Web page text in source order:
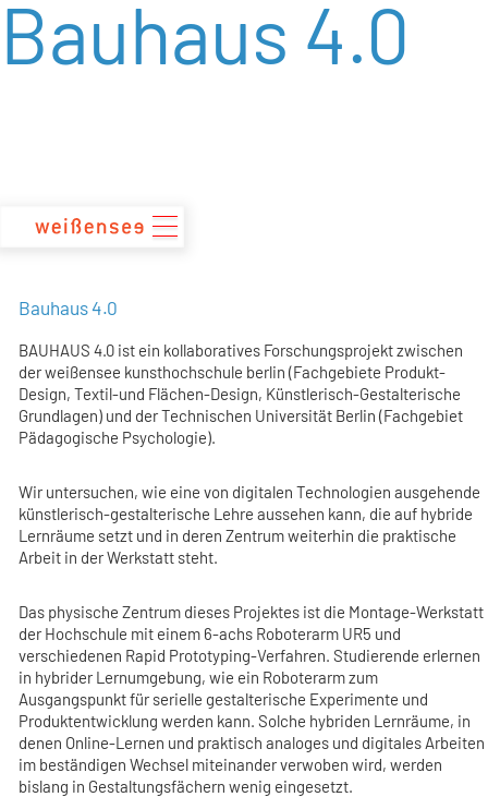
zum
Inhalt
Bauhaus 4.0
Bauhaus 4.0
BAUHAUS 4.0 ist ein kollaboratives Forschungsprojekt zwischen
der weißensee kunsthochschule berlin (Fachgebiete Produkt-
Design, Textil-und Flächen-Design, Künstlerisch-Gestalterische
Grundlagen) und der Technischen Universität Berlin (Fachgebiet
Pädagogische Psychologie).
Wir untersuchen, wie eine von digitalen Technologien ausgehende
künstlerisch-gestalterische Lehre aussehen kann, die auf hybride
Lernräume setzt und in deren Zentrum weiterhin die praktische
Arbeit in der Werkstatt steht.
Das physische Zentrum dieses Projektes ist die Montage-Werkstatt
der Hochschule mit einem 6-achs Roboterarm UR5 und
verschiedenen Rapid Prototyping-Verfahren. Studierende erlernen
in hybrider Lernumgebung, wie ein Roboterarm zum
Ausgangspunkt für serielle gestalterische Experimente und
Produktentwicklung werden kann. Solche hybriden Lernräume, in
denen Online-Lernen und praktisch analoges und digitales Arbeiten
im beständigen Wechsel miteinander verwoben wird, werden
bislang in Gestaltungsfächern wenig eingesetzt.